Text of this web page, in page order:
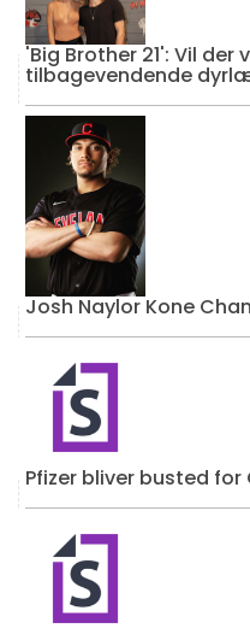
'Big Brother 21': Vil
tilbagevendende
Josh Naylor Kone
Pfizer bliver busted for